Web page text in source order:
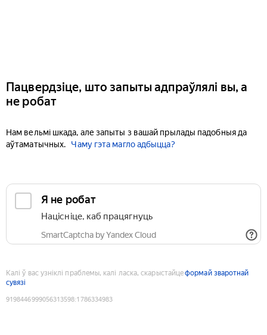
Пацвердзіце, што запыты адпраўлялі вы, а
не робат
Нам вельмі шкада, але запыты з вашай прылады падобныя да
аўтаматычных.
Чаму гэта магло адбыцца?
Я не робат
Націсніце, каб працягнуць
SmartCaptcha by Yandex Cloud
Калі ў вас узніклі праблемы, калі ласка, скарыстайцеформай зваротнай
сувязі
9198446999056313598:1786334983